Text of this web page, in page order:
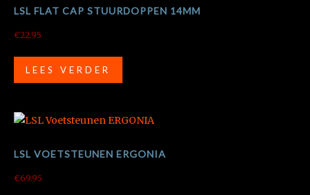
LSL FLAT CAP STUURDOPPEN 14MM
€22.95
LEES VERDER
LSL VOETSTEUNEN ERGONIA
€69.95